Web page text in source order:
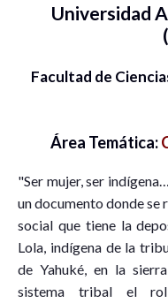
Universidad
Facultad de
Área Temática:
"Ser mujer, ser
un documento donde se
social que tiene la
Lola, indígena de la
de Yahuké, en la
sistema tribal el